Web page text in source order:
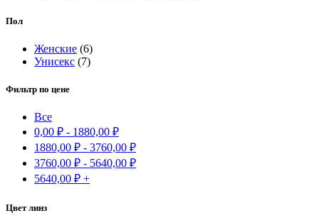
Пол
Женские (6)
Унисекс (7)
Фильтр по цене
Все
0,00 ₽ - 1880,00 ₽
1880,00 ₽ - 3760,00 ₽
3760,00 ₽ - 5640,00 ₽
5640,00 ₽ +
Цвет линз